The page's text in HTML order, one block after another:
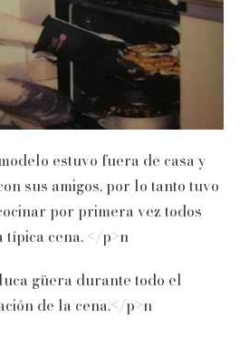
estuvo fuera de casa y
sus amigos, por lo tanto tuvo
por primera vez todos
cena. </p>n
güera durante todo el
de la cena.</p>n